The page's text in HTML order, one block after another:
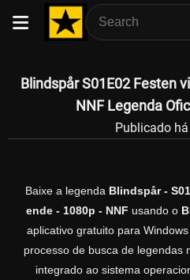
Blindspår S01E02 Festen
NNF Legenda
Publicado
Baixe a legenda Blindspår -
ende - 1080p - NNF usando o
aplicativo gratuito para
processo de busca de legendas
integrado ao sistema